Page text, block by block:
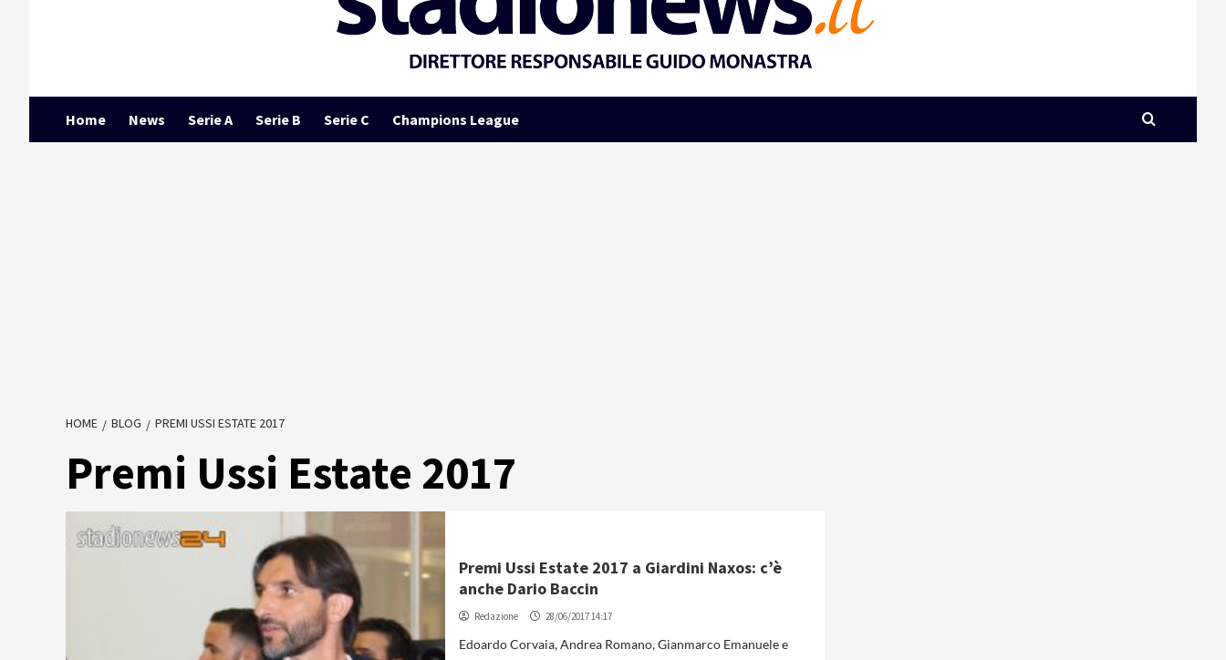
Home News Serie A Serie B Serie C Champions League
HOME BLOG PREMI USSI ESTATE 2017
Premi Ussi Estate 2017
Premi Ussi Estate 2017 a Giardini Naxos: c’è
anche Dario Baccin
Redazione 28/06/2017 14:17
Edoardo Corvaia, Andrea Romano, Gianmarco Emanuele e